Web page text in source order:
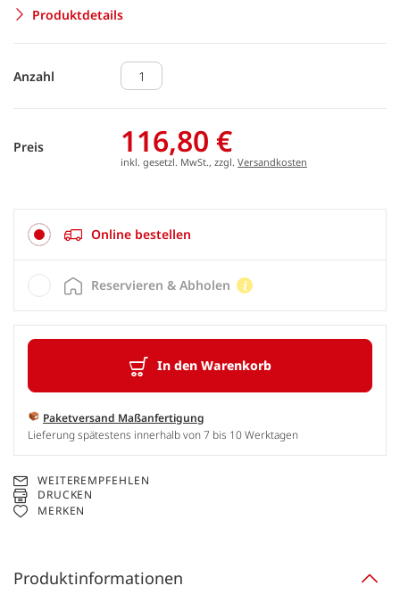
Produktdetails
Anzahl
Preis 116,80 €
inkl. gesetzl. MwSt., zzgl. Versandkosten
Online bestellen
In den Warenkorb
Paketversand Maßanfertigung
Lieferung spätestens innerhalb von 7 bis 10 Werktagen
Reservieren & Abholen
WEITEREMPFEHLEN
DRUCKEN
MERKEN
Produktinformationen